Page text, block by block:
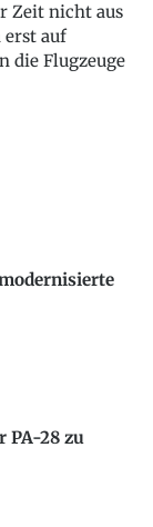
Zeit nicht aus
erst auf
die Flugzeuge
PA-28 zu